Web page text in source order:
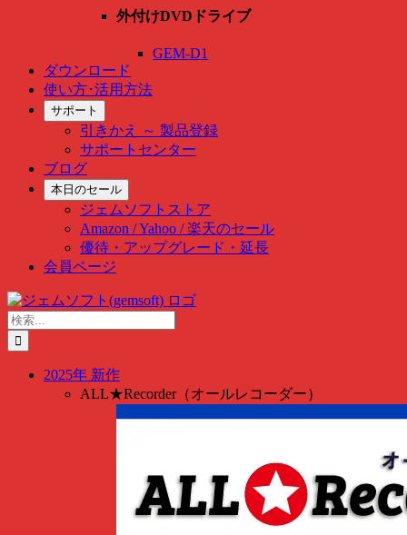
外付けDVDドライブ
GEM-D1
ダウンロード
使い方･活用方法
サポート
引きかえ ～ 製品登録
サポートセンター
ブログ
本日のセール
ジェムソフトストア
Amazon / Yahoo / 楽天のセール
優待・アップグレード・延長
会員ページ
Skip
to
content
検
索
…
2025年 新作
ALL★Recorder（オールレコーダー）